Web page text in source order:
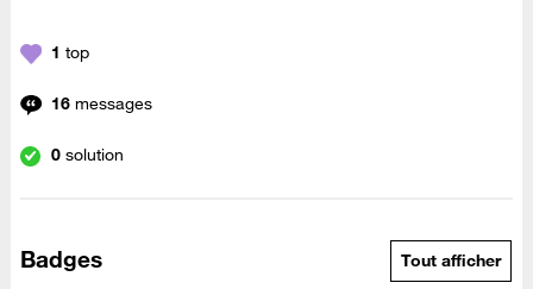
1 top
16 messages
0 solution
Badges Tout afficher